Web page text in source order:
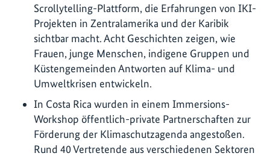
Scrollytelling-Plattform, die Erfahrungen von IKI-
Projekten in Zentralamerika und der Karibik
sichtbar macht. Acht Geschichten zeigen, wie
Frauen, junge Menschen, indigene Gruppen und
Küstengemeinden Antworten auf Klima- und
Umweltkrisen entwickeln.
In Costa Rica wurden in einem Immersions-
Workshop öffentlich-private Partnerschaften zur
Förderung der Klimaschutzagenda angestoßen.
Rund 40 Vertretende aus verschiedenen Sektoren